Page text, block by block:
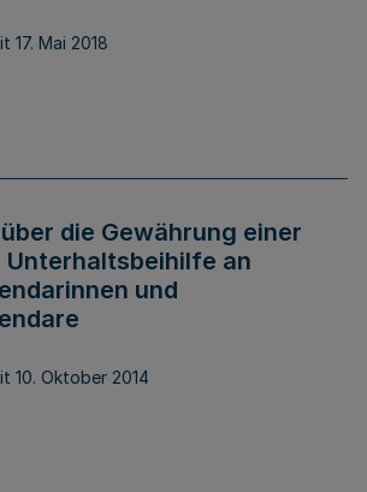
17. Mai 2018
die Gewährung einer
Unterhaltsbeihilfe an
und
10. Oktober 2014